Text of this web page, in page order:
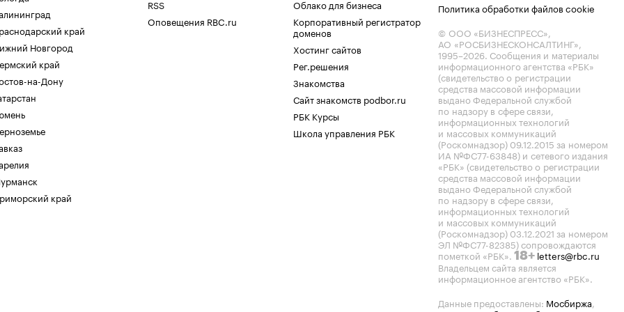
край
Новгород
край
на-Дону
край
RSS
Оповещения RBC.ru
Облако для бизнеса
Корпоративный регистратор
доменов
Хостинг сайтов
Рег.решения
Знакомства
Сайт знакомств podbor.ru
РБК Курсы
Школа управления РБК
Политика обработки файлов cookie
© ООО «БИЗНЕСПРЕСС»,
АО «РОСБИЗНЕСКОНСАЛТИНГ»,
1995–2026. Сообщения и материалы
информационного агентства «РБК»
(свидетельство о регистрации
средства массовой информации
выдано Федеральной службой
по надзору в сфере связи,
информационных технологий
и массовых коммуникаций
(Роскомнадзор) 09.12.2015 за номером
ИА №ФС77-63848) и сетевого издания
«РБК» (свидетельство о регистрации
средства массовой информации
выдано Федеральной службой
по надзору в сфере связи,
информационных технологий
и массовых коммуникаций
(Роскомнадзор) 03.12.2021 за номером
ЭЛ №ФС77-82385) сопровождаются
пометкой «РБК». 18+ letters@rbc.ru
Владельцем сайта является
информационное агентство «РБК».
Данные предоставлены: Мосбиржа,